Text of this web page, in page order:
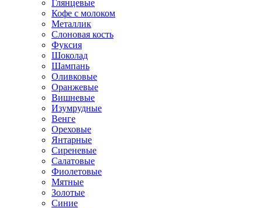
Глянцевые
Кофе с молоком
Металлик
Слоновая кость
Фуксия
Шоколад
Шампань
Оливковые
Оранжевые
Вишневые
Изумрудные
Венге
Ореховые
Янтарные
Сиреневые
Салатовые
Фиолетовые
Мятные
Золотые
Синие